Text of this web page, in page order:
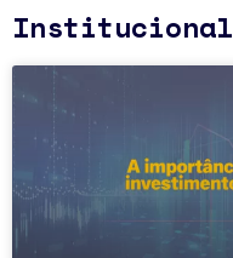
Institucional